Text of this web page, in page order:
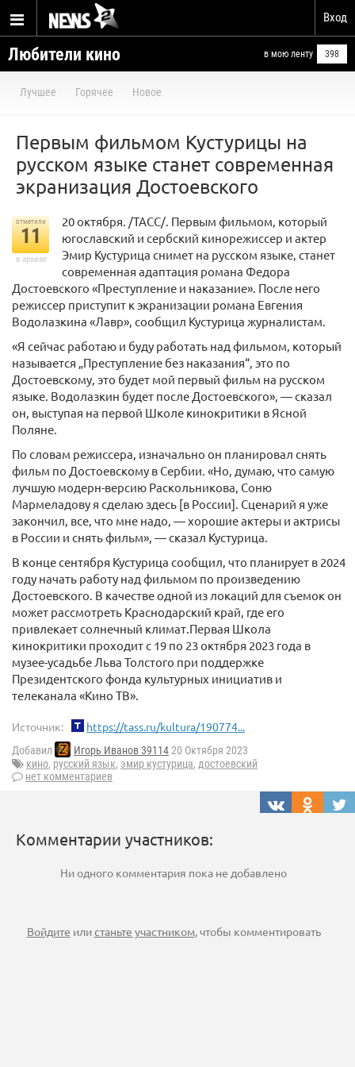
Вход
Любители кино в мою ленту 398
Лучшее Горячее Новое
Первым фильмом Кустурицы на
русском языке станет современная
экранизация Достоевского
отметили
11
в архиве
20 октября. /ТАСС/. Первым фильмом, который
югославский и сербский кинорежиссер и актер
Эмир Кустурица снимет на русском языке, станет
современная адаптация романа Федора
Достоевского «Преступление и наказание». После него
режиссер приступит к экранизации романа Евгения
Водолазкина «Лавр», сообщил Кустурица журналистам.
«Я сейчас работаю и буду работать над фильмом, который
называется „Преступление без наказания“, это по
Достоевскому, это будет мой первый фильм на русском
языке. Водолазкин будет после Достоевского», — сказал
он, выступая на первой Школе кинокритики в Ясной
Поляне.
По словам режиссера, изначально он планировал снять
фильм по Достоевскому в Сербии. «Но, думаю, что самую
лучшую модерн-версию Раскольникова, Соню
Мармеладову я сделаю здесь [в России]. Сценарий я уже
закончил, все, что мне надо, — хорошие актеры и актрисы
в России и снять фильм», — сказал Кустурица.
В конце сентября Кустурица сообщил, что планирует в 2024
году начать работу над фильмом по произведению
Достоевского. В качестве одной из локаций для съемок он
может рассмотреть Краснодарский край, где его
привлекает солнечный климат.Первая Школа
кинокритики проходит с 19 по 23 октября 2023 года в
музее-усадьбе Льва Толстого при поддержке
Президентского фонда культурных инициатив и
телеканала «Кино ТВ».
Источник: https://tass.ru/kultura/190774...
Добавил Игорь Иванов 3911420 Октября 2023
кино, русский язык, эмир кустурица, достоевский
нет комментариев
Комментарии участников:
Ни одного комментария пока не добавлено
Войдите илистаньте участником, чтобы комментировать